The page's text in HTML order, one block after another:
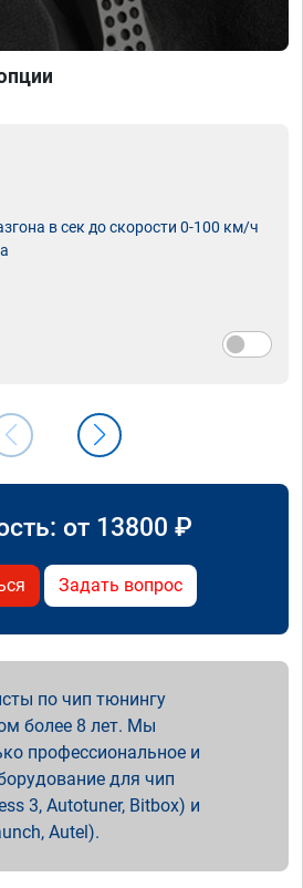
в сек до скорости 0-100 км/ч
от 13800 ₽
Задать вопрос
по чип тюнингу
более 8 лет. Мы
профессиональное и
для чип
3, Autotuner, Bitbox) и
Autel).